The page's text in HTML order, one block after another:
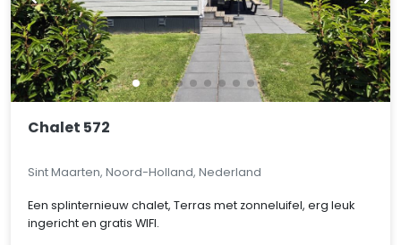
Chalet 572
Sint Maarten, Noord-Holland, Nederland
Een splinternieuw chalet, Terras met zonneluifel, erg leuk
ingericht en gratis WIFI.